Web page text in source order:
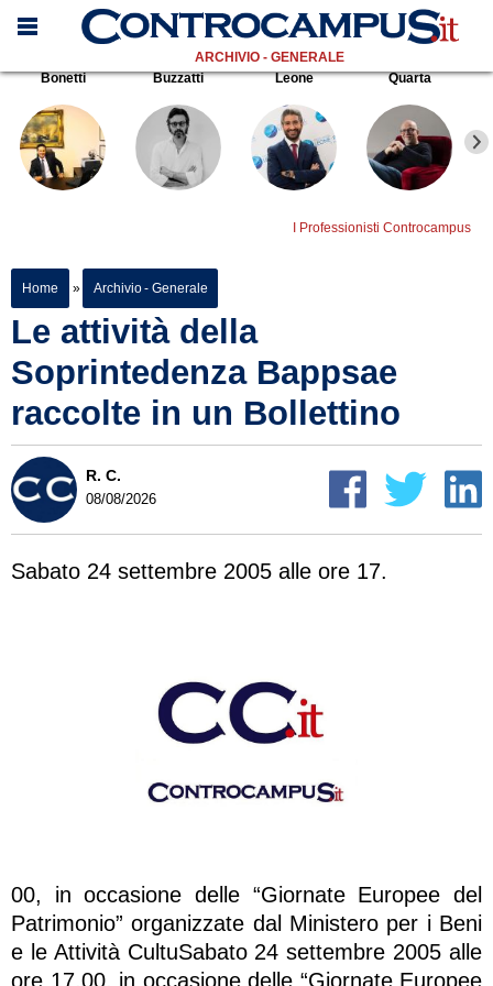
ARCHIVIO - GENERALE
Bonetti
Buzzatti Leone Quarta
I Professionisti Controcampus
Home » Archivio - Generale
Le attività della
Soprintedenza Bappsae
raccolte in un Bollettino
R. C.
08/08/2026
Sabato 24 settembre 2005 alle ore 17.
00, in occasione delle “Giornate Europee del
Patrimonio” organizzate dal Ministero per i Beni
e le Attività CultuSabato 24 settembre 2005 alle
ore 17.00, in occasione delle “Giornate Europee